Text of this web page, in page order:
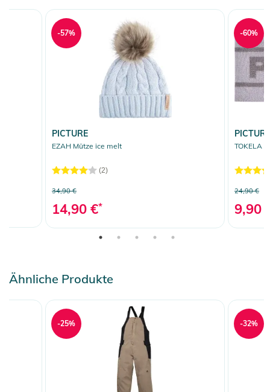
PICTURE
EZAH Mütze ice melt
(2)
34,90 €
14,90 €*
-57%
PICTURE
TOKELA
24,90 €
9,90
-60%
Ähnliche Produkte
-25% -32%